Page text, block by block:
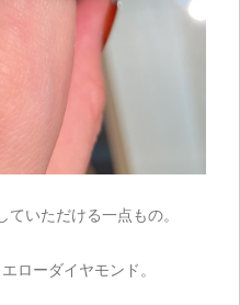
いただける一点もの。
ローダイヤモンド。